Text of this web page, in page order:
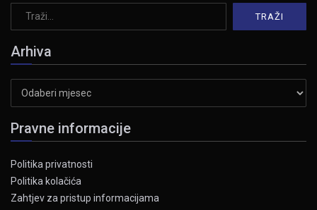
Arhiva
Pravne informacije
Politika privatnosti
Politika kolačića
Zahtjev za pristup informacijama